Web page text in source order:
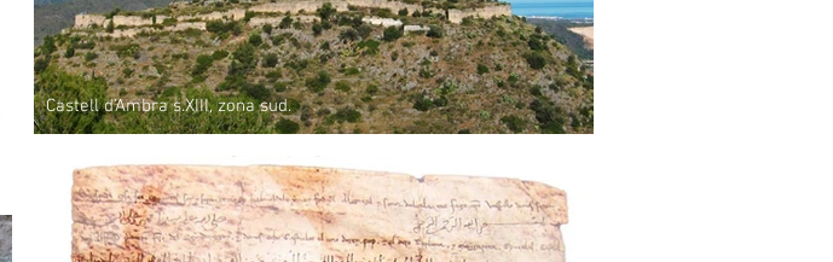
Castell d'Ambra s.XIII, zona sud.